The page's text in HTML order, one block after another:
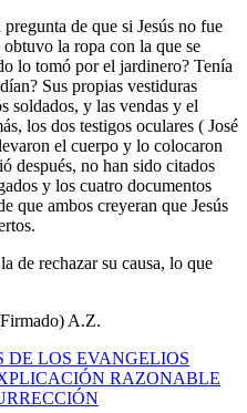
de que si Jesús no fue
la ropa con la que se
lo tomó por el jardinero? Tenía
Sus propias vestiduras
soldados, y las vendas y el
los dos testigos oculares ( José
el cuerpo y lo colocaron
después, no han sido citados
y los cuatro documentos
que ambos creyeran que Jesús
de rechazar su causa, lo que
A.Z.
DE LOS EVANGELIOS
RAZONABLE